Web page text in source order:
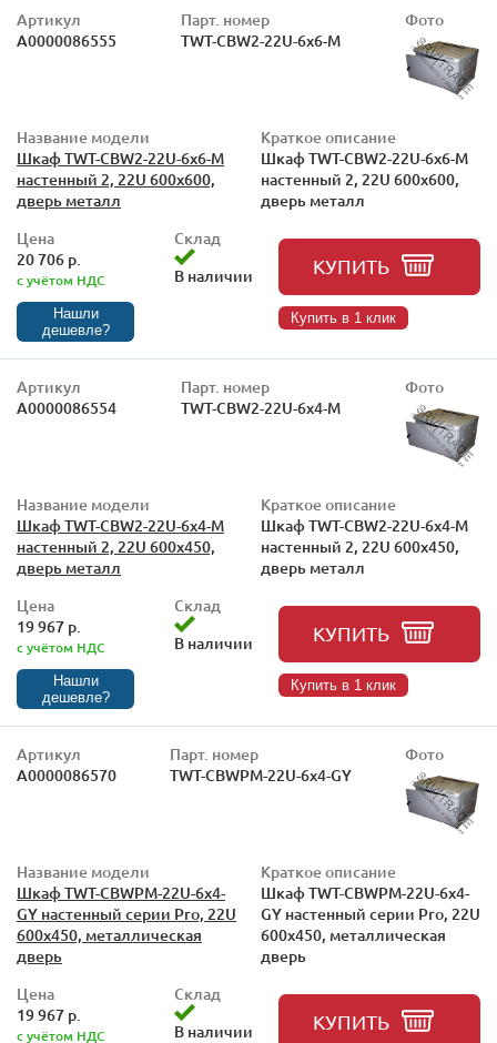
Артикул
А0000086555
Парт. номер
TWT-CBW2-22U-6x6-M
Фото
Название модели
Шкаф TWT-CBW2-22U-6x6-M
настенный 2, 22U 600x600,
дверь металл
Краткое описание
Шкаф TWT-CBW2-22U-6x6-M
настенный 2, 22U 600x600,
дверь металл
Цена
20 706 р.
с учётом НДС
Нашли
дешевле?
Склад
В наличии
КУПИТЬ
Купить в 1 клик
Артикул
А0000086554
Парт. номер
TWT-CBW2-22U-6x4-M
Фото
Название модели
Шкаф TWT-CBW2-22U-6x4-M
настенный 2, 22U 600x450,
дверь металл
Краткое описание
Шкаф TWT-CBW2-22U-6x4-M
настенный 2, 22U 600x450,
дверь металл
Цена
19 967 р.
с учётом НДС
Нашли
дешевле?
Склад
В наличии
КУПИТЬ
Купить в 1 клик
Артикул
А0000086570
Парт. номер
TWT-CBWPM-22U-6x4-GY
Фото
Название модели
Шкаф TWT-CBWPM-22U-6x4-
GY настенный серии Pro, 22U
600x450, металлическая
дверь
Краткое описание
Шкаф TWT-CBWPM-22U-6x4-
GY настенный серии Pro, 22U
600x450, металлическая
дверь
Цена
19 967 р.
с учётом НДС
Склад
В наличии
КУПИТЬ